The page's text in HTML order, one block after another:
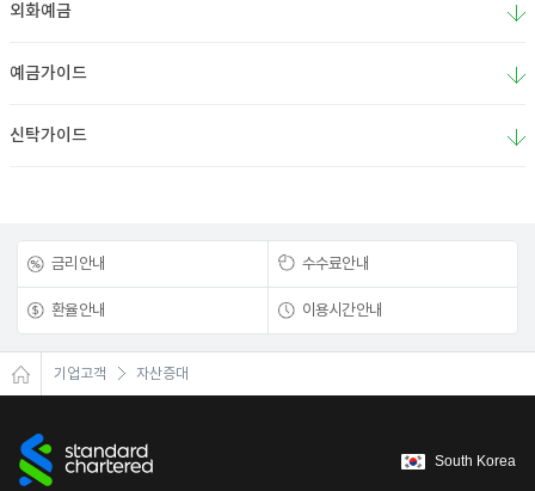
외화예금
예금가이드
신탁가이드
금리안내 수수료안내
환율안내 이용시간안내
기업고객 자산증대
South Korea